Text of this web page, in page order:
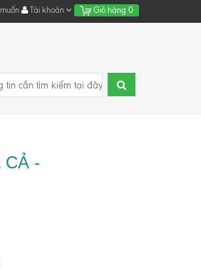
Tài khoản Giỏ hàng 0
CẢ -